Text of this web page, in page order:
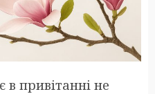
в привітанні не